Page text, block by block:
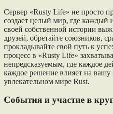
Сервер «Rusty Life» не просто
создает целый мир, где каждый
своей собственной истории
друзей, обретайте союзников,
прокладывайте свой путь к
процесс в «Rusty Life»
непредсказуемым, где каждое
каждое решение влияет на вашу
увлекательном мире Rust.
События и участие в